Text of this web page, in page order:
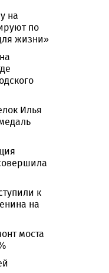
на
по
жизни»
Илья
к
на
моста